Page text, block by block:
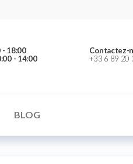
- 18:00
- 14:00
Contactez-
+33 6 89 20
BLOG